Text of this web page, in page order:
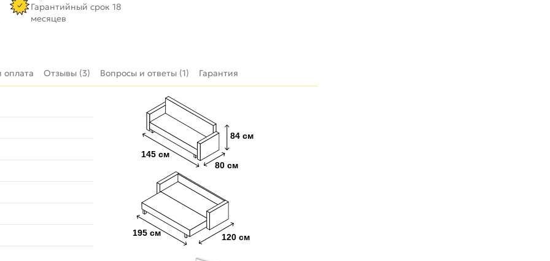
Гарантийный срок 18
месяцев
оплата Отзывы (3) Вопросы и ответы (1) Гарантия